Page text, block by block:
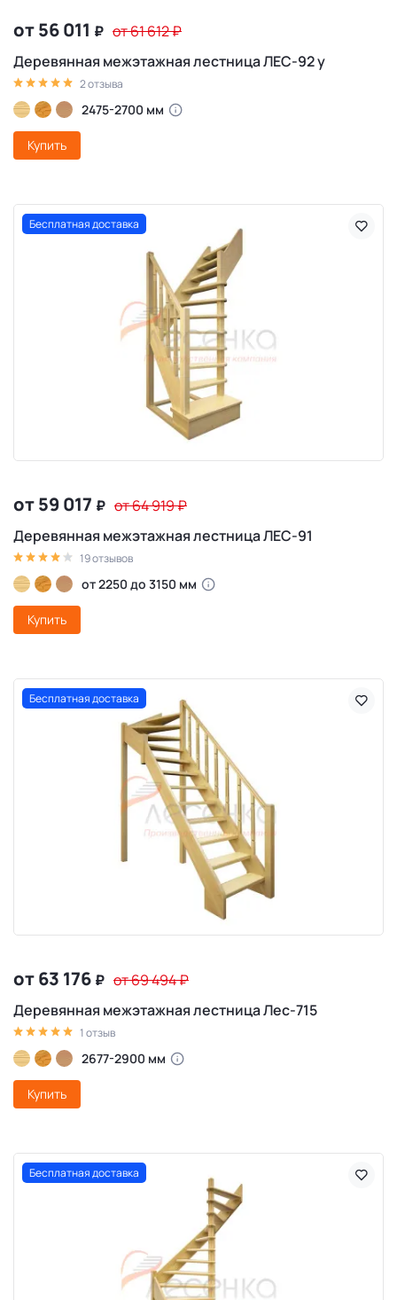
от 56 011 ₽ от 61 612₽
Деревянная межэтажная лестница ЛЕС-92 у
2 отзыва
2475-2700 мм
Купить
Бесплатная доставка
от 59 017 ₽ от 64 919₽
Деревянная межэтажная лестница ЛЕС-91
19 отзывов
от 2250 до 3150 мм
Купить
Бесплатная доставка
от 63 176 ₽ от 69 494₽
Деревянная межэтажная лестница Лес-715
1 отзыв
2677-2900 мм
Купить
Бесплатная доставка